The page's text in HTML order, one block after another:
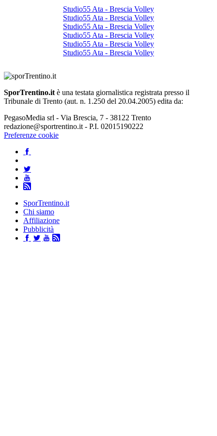
Studio55 Ata - Brescia Volley
Studio55 Ata - Brescia Volley
Studio55 Ata - Brescia Volley
Studio55 Ata - Brescia Volley
Studio55 Ata - Brescia Volley
Studio55 Ata - Brescia Volley
SporTrentino.it è una testata giornalistica registrata presso il
Tribunale di Trento (aut. n. 1.250 del 20.04.2005) edita da:
PegasoMedia srl - Via Brescia, 7 - 38122 Trento
redazione@sportrentino.it - P.I. 02015190222
Preferenze cookie
SporTrentino.it
Chi siamo
Affiliazione
Pubblicità